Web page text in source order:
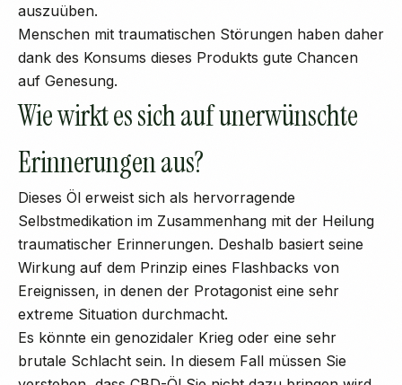
auszuüben.
Menschen mit traumatischen Störungen haben daher
dank des Konsums dieses Produkts gute Chancen
auf Genesung.
Wie wirkt es sich auf unerwünschte
Erinnerungen aus?
Dieses Öl erweist sich als hervorragende
Selbstmedikation im Zusammenhang mit der Heilung
traumatischer Erinnerungen. Deshalb basiert seine
Wirkung auf dem Prinzip eines Flashbacks von
Ereignissen, in denen der Protagonist eine sehr
extreme Situation durchmacht.
Es könnte ein genozidaler Krieg oder eine sehr
brutale Schlacht sein. In diesem Fall müssen Sie